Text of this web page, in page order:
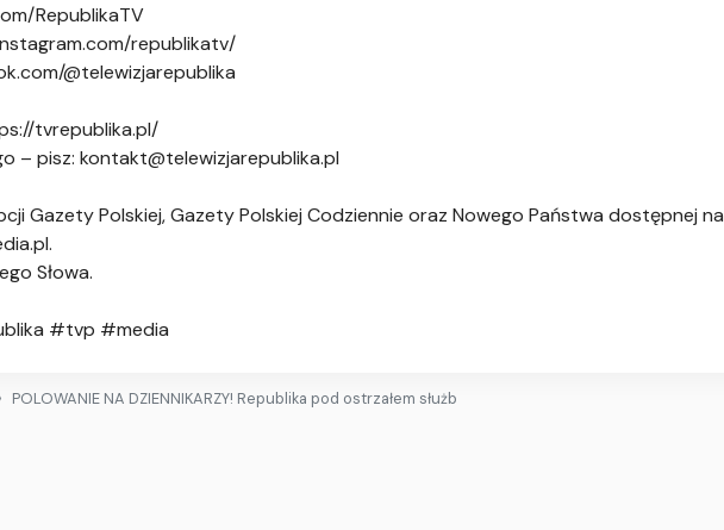
RepublikaTV
republikatv/
@telewizjarepublika
tvrepublika.pl/
– pisz: kontakt@telewizjarepublika.pl
Gazety Polskiej, Gazety Polskiej Codziennie oraz Nowego Państwa dostępnej na
Słowa.
#tvp #media
POLOWANIE NA DZIENNIKARZY! Republika pod ostrzałem służb